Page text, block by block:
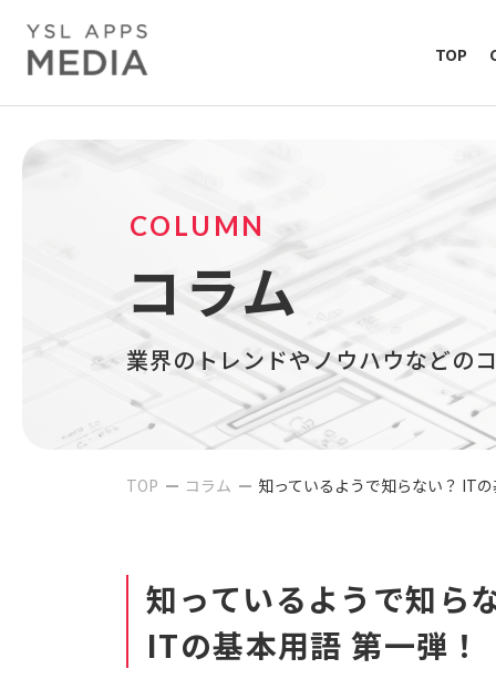
TOP
COLUMN
コラム
業界のトレンドやノウハウなどの
TOP コラム 知っているようで知らない？ IT
知っているようで知ら
ITの基本用語 第一弾！